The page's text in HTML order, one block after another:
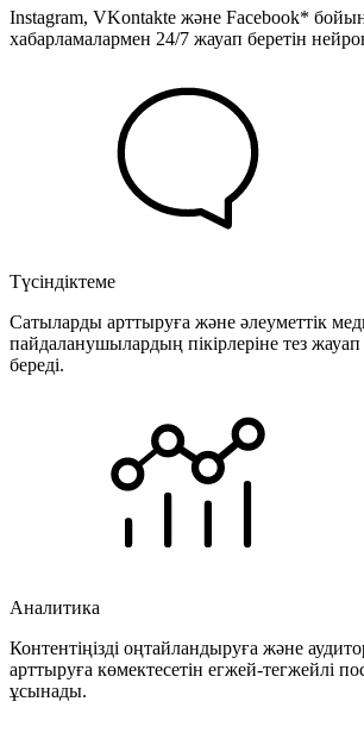
Instagram, VKontakte және Facebook*
хабарламалармен 24/7 жауап беретін
Түсіндіктеме
Сатыларды арттыруға және әлеуметтік
пайдаланушылардың пікірлеріне тез жауап
береді.
Аналитика
Контентіңізді оңтайландыруға және
арттыруға көмектесетін егжей-тегжейлі
ұсынады.